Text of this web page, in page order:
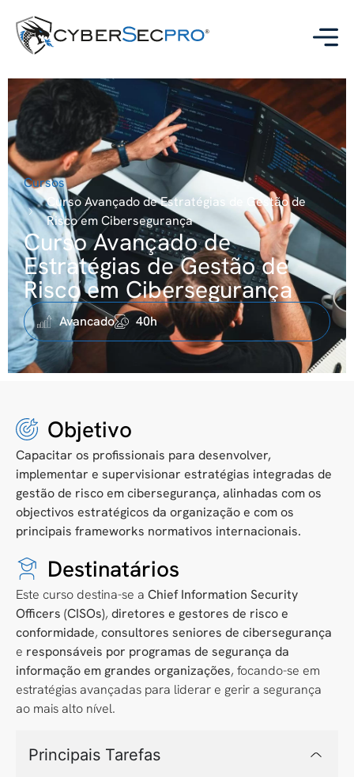
Cursos
Curso Avançado de Estratégias de Gestão de
Risco em Cibersegurança
Curso Avançado de
Estratégias de Gestão de
Risco em Cibersegurança
Avancado 40h
Objetivo
Capacitar os profissionais para desenvolver,
implementar e supervisionar estratégias integradas de
gestão de risco em cibersegurança, alinhadas com os
objectivos estratégicos da organização e com os
principais frameworks normativos internacionais.
Destinatários
Este curso destina-se a Chief Information Security
Officers (CISOs), diretores e gestores de risco e
conformidade, consultores seniores de cibersegurança
e responsáveis por programas de segurança da
informação em grandes organizações, focando-se em
estratégias avançadas para liderar e gerir a segurança
ao mais alto nível.
Principais Tarefas